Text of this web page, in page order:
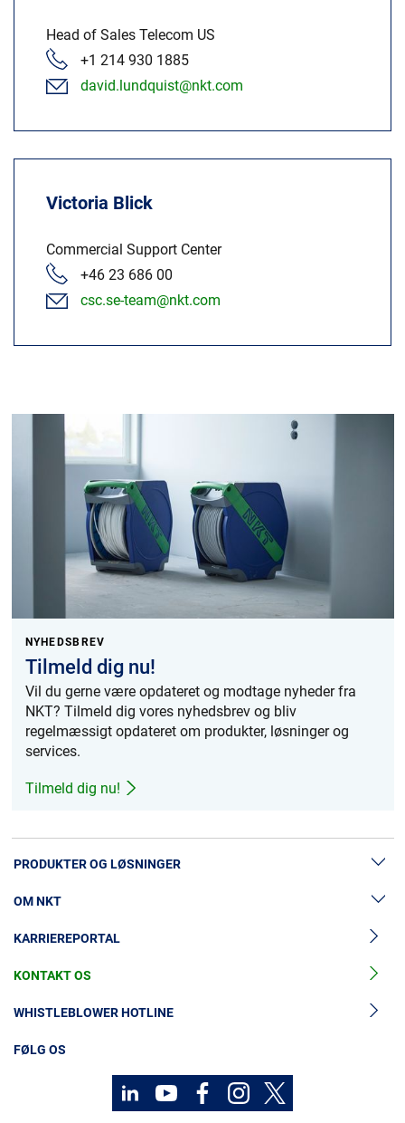
Head of Sales Telecom US
+1 214 930 1885
david.lundquist@nkt.com
Victoria Blick
Commercial Support Center
+46 23 686 00
csc.se-team@nkt.com
NYHEDSBREV
Tilmeld dig nu!
Vil du gerne være opdateret og modtage nyheder fra
NKT? Tilmeld dig vores nyhedsbrev og bliv
regelmæssigt opdateret om produkter, løsninger og
services.
Tilmeld dig nu!
PRODUKTER OG LØSNINGER
Lavspændingskabler
Mellemspændingskabler
Højspændingskabelløsninger
Tilbehør til mellemspændingskabler
OM NKT
Nyheder & Presse
Vores historie
Investorer
Bæredygtighed
KARRIEREPORTAL
KONTAKT OS
WHISTLEBLOWER HOTLINE
FØLG OS